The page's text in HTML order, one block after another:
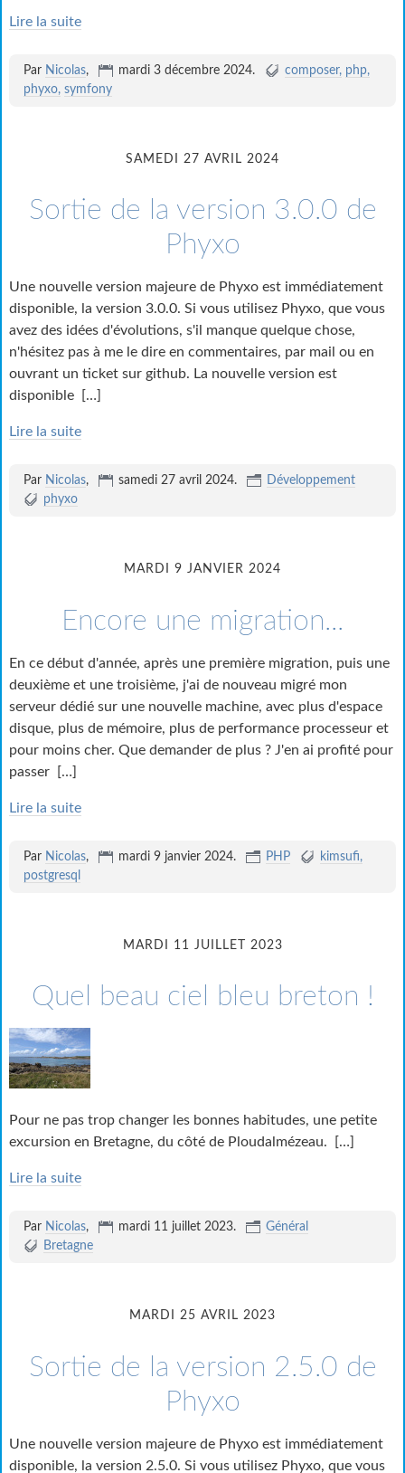
Lire la suite
Par Nicolas, mardi 3 décembre 2024. composer php
phyxo symfony
SAMEDI 27 AVRIL 2024
Sortie de la version 3.0.0 de
Phyxo
Une nouvelle version majeure de Phyxo est immédiatement
disponible, la version 3.0.0. Si vous utilisez Phyxo, que vous
avez des idées d'évolutions, s'il manque quelque chose,
n'hésitez pas à me le dire en commentaires, par mail ou en
ouvrant un ticket sur github. La nouvelle version est
disponible
[…]
Lire la suite
Par Nicolas, samedi 27 avril 2024.
Développement
phyxo
MARDI 9 JANVIER 2024
Encore une migration...
En ce début d'année, après une première migration, puis une
deuxième et une troisième, j'ai de nouveau migré mon
serveur dédié sur une nouvelle machine, avec plus d'espace
disque, plus de mémoire, plus de performance processeur et
pour moins cher. Que demander de plus ? J'en ai profité pour
passer
[…]
Lire la suite
Par Nicolas, mardi 9 janvier 2024. PHP
kimsufi
postgresql
MARDI 11 JUILLET 2023
Quel beau ciel bleu breton !
Pour ne pas trop changer les bonnes habitudes, une petite
excursion en Bretagne, du côté de Ploudalmézeau.
[…]
Lire la suite
Par Nicolas, mardi 11 juillet 2023.
Général
Bretagne
MARDI 25 AVRIL 2023
Sortie de la version 2.5.0 de
Phyxo
Une nouvelle version majeure de Phyxo est immédiatement
disponible, la version 2.5.0. Si vous utilisez Phyxo, que vous